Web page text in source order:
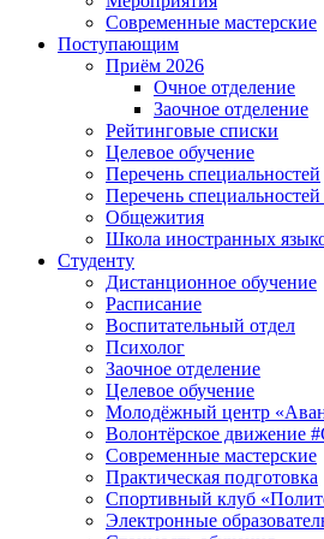
Современные мастерские
Поступающим
Приём 2026
Очное отделение
Заочное отделение
Рейтинговые списки
Целевое обучение
Перечень специальностей
Перечень
Общежития
Школа иностранных
Студенту
Дистанционное обучение
Расписание
Воспитательный отдел
Психолог
Заочное отделение
Целевое обучение
Молодёжный центр
Волонтёрское движение
Современные мастерские
Практическая подготовка
Спортивный клуб
Электронные